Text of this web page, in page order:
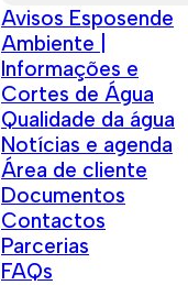
Avisos Esposende
Ambiente |
Informações e
Cortes de Água
Qualidade da água
Notícias e agenda
Área de cliente
Documentos
Contactos
Parcerias
FAQs